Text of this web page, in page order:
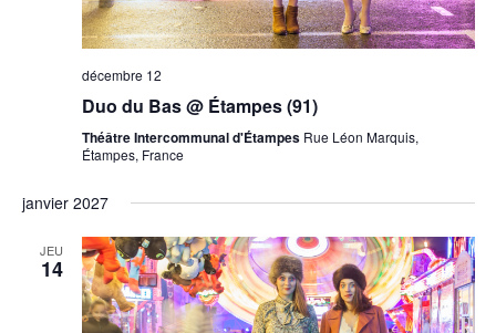
décembre 12
Duo du Bas @ Étampes (91)
Théâtre Intercommunal d'Étampes Rue Léon Marquis,
Étampes, France
janvier 2027
JEU
14